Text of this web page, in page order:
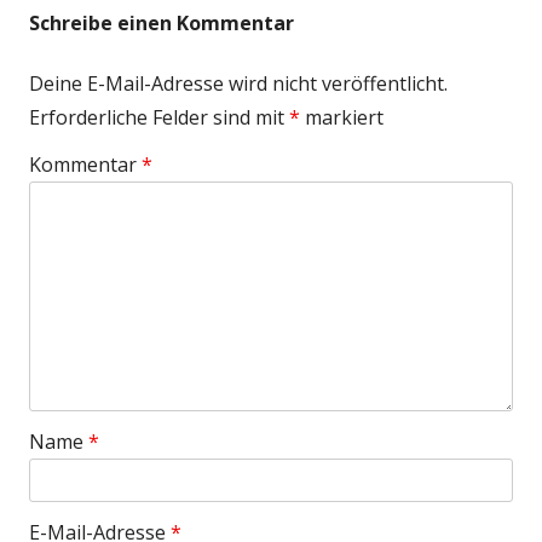
Schreibe einen Kommentar
Deine E-Mail-Adresse wird nicht veröffentlicht.
Erforderliche Felder sind mit* markiert
Kommentar*
Name *
E-Mail-Adresse *